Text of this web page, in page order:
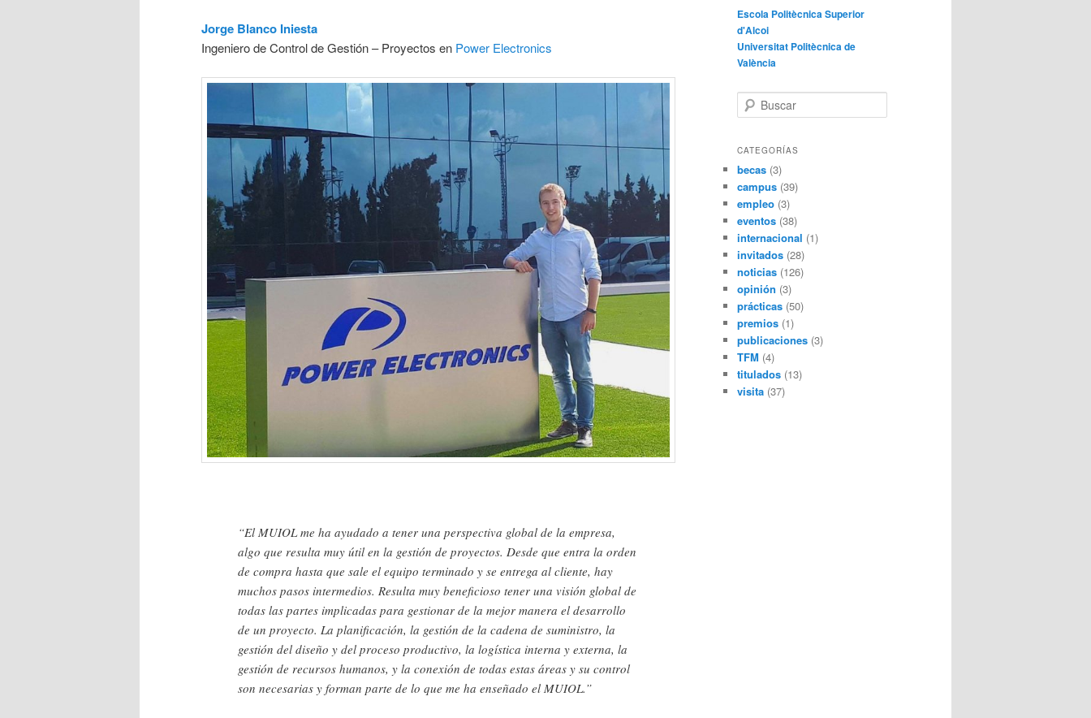
Jorge Blanco Iniesta
Ingeniero de Control de Gestión – Proyectos en Power Electronics
“El MUIOL me ha ayudado a tener una perspectiva global de la empresa,
algo que resulta muy útil en la gestión de proyectos. Desde que entra la orden
de compra hasta que sale el equipo terminado y se entrega al cliente, hay
muchos pasos intermedios. Resulta muy beneficioso tener una visión global de
todas las partes implicadas para gestionar de la mejor manera el desarrollo
de un proyecto. La planificación, la gestión de la cadena de suministro, la
gestión del diseño y del proceso productivo, la logística interna y externa, la
gestión de recursos humanos, y la conexión de todas estas áreas y su control
son necesarias y forman parte de lo que me ha enseñado el MUIOL.”
Escola Politècnica Superior
d'Alcoi
Universitat Politècnica de
València
u
c
r
CATEGORÍAS
becas (3)
campus (39)
empleo (3)
eventos (38)
internacional (1)
invitados (28)
noticias (126)
opinión (3)
prácticas (50)
premios (1)
publicaciones (3)
TFM (4)
titulados (13)
visita (37)